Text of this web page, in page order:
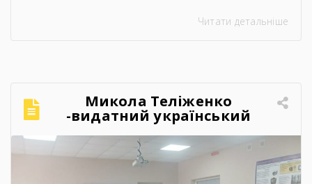
Читати детальніше
Микола Теліженко
-видатний український
художник, графік,
скульптор, майстер
декоративно-ужиткового
мистецтва